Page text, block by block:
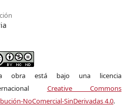
obra está bajo una licencia
Creative Commons
NoComercial-SinDerivadas 4.0.